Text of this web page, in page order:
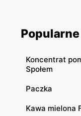
Koncentrat
Społem
Paczka
Kawa mielona